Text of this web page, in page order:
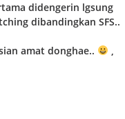
didengerin lgsung
dibandingkan SFS..
amat donghae.. ,